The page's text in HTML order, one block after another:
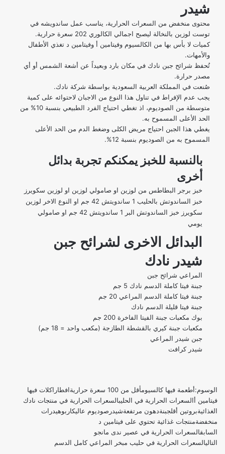
شيدر
محتوى منخفض من السعرات الحرارية، يناسب عمل ساندويشه في
توست لوزين بالنخالة ليصبح اجمالي الكالوري 202 سعرة حرارية.
كميات لا بأس بها من الكالسيوم وفيتامين أ وفيتامين د تغذي الأطفال
والأمهات.
تُحفظ شرائح جبن نادك في مكان بارد وبعيداً عن أشعة الشمس أو أي
مصدر حرارة.
صُنعت في المملكة العربية السعودية بواسطة شركة نادك.
يجب عدم الإفراط في تناول هذا النوع من الاجبان لاحتوائه على كمية
متوسطة من الصوديوم، اذ تغطي احتياج الفرد الطبيعي بنسبة 10% من
الحد الأعلى المسموح به.
يغطي هذا الجبن احتياج مريض الكلى وضغط الدم من الحد الأعلى
المسموح به من الصوديوم بنسبة 12%.
بالنسبة للخبز يمكنكم تجربة بدائل
أخرى
خبز برجر البطاطس من لوزين او صامولي لوزين او لوزين سكويرز
خبز الساندوتش بالحليب 1 ساندويتش 42 جم او النوع الاخر
لوزين
سكويرز خبز الساندوتش البر 1 ساندويتش 42 جم او
صامولي
يومي
البدائل الاخرى لشرائح جبن
شيدر نادك
المراعي شرائح جبن
جبنة فيتا كاملة الدسم نادك 5 جم
جبنة فيتا كاملة الدسم المراعي 20 جم
جبنة فيتا قليلة الدسم نادك
بوك مكعبات جبنة الفيتا الفاخرة 200 جم
مكعبات جبنةكيري بالقشطة الطازجة (مكعب واحد = 18 جم)
جبن شيدر المراعي
شيدر كرافت
الوسوم:أطعمة فيها كالسيومأقل من 100 سعرة حرارية افطار اكلات فيها
فيتامين أالسعرات الحرارية في الحليبالسعرات الحرارية في منتجات نادك
الغذائيةبروتين أقلجبنةدهون مرتفعةشيدر صوديوم عاليكاربوهيدرات
منخفضةمنتجات غذائية تحتوي على فيتامين د
السابقالسعرات الحرارية في عصير ندى مانجو
التاليالسعرات الحرارية في حليب مبخر المراعي كامل الدسم